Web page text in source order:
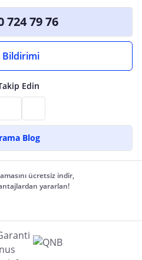
724 79 76
Bildirimi
Edin
Blog
ücretsiz indir,
yararlan!